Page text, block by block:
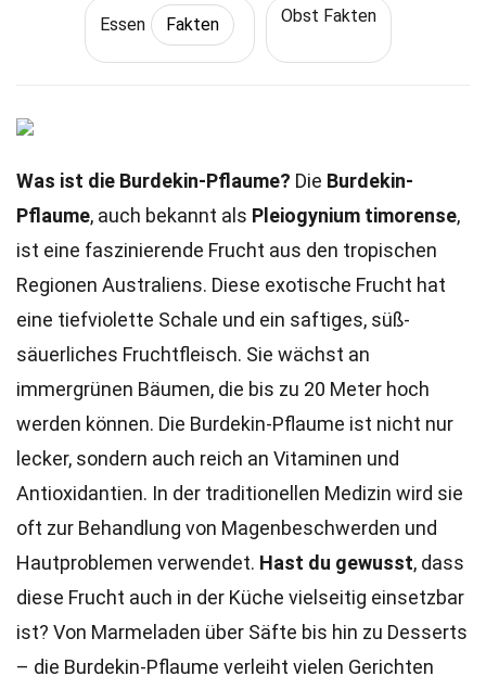
Essen Fakten Obst Fakten
Was ist die Burdekin-Pflaume? Die Burdekin-
Pflaume, auch bekannt als Pleiogynium timorense,
ist eine faszinierende Frucht aus den tropischen
Regionen Australiens. Diese exotische Frucht hat
eine tiefviolette Schale und ein saftiges, süß-
säuerliches Fruchtfleisch. Sie wächst an
immergrünen Bäumen, die bis zu 20 Meter hoch
werden können. Die Burdekin-Pflaume ist nicht nur
lecker, sondern auch reich an Vitaminen und
Antioxidantien. In der traditionellen Medizin wird sie
oft zur Behandlung von Magenbeschwerden und
Hautproblemen verwendet. Hast du gewusst, dass
diese Frucht auch in der Küche vielseitig einsetzbar
ist? Von Marmeladen über Säfte bis hin zu Desserts
– die Burdekin-Pflaume verleiht vielen Gerichten